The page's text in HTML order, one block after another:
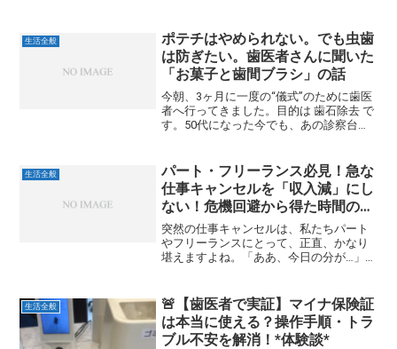
質」**です。筆者が体験したクリーニン
グ店の出来事は、まさに...
生活全般
ポテチはやめられない。でも虫歯
は防ぎたい。歯医者さんに聞いた
「お菓子と歯間ブラシ」の話
今朝、3ヶ月に一度の“儀式”のために歯医
者へ行ってきました。目的は 歯石除去 で
す。50代になった今でも、あの診察台に
に、耳元で響くあの機械音。場所によっ
ては、これがな...
生活全般
パート・フリーランス必見！急な
仕事キャンセルを「収入減」にし
ない！危機回避から得た時間の有
効活用術
突然の仕事キャンセルは、私たちパート
やフリーランスにとって、正直、かなり
堪えますよね。「ああ、今日の分が…」
価高が続く今、予期せぬオフは大きな痛
手であり、つい落ち込んで...
生活全般
🚨【歯医者で実証】マイナ保険証
は本当に使える？操作手順・トラ
ブル不安を解消！*体験談*